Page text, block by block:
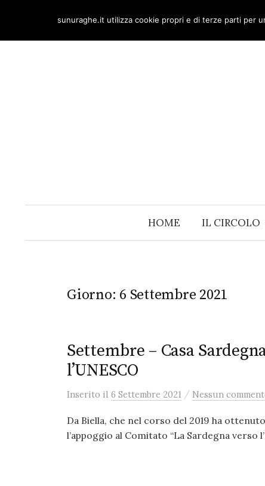
content
HOME IL CIRCOLO
Giorno: 6 Settembre 2021
Settembre – Casa
l’UNESCO
Inserito il 6 Settembre 2021 / Nessun
Da Biella, che nel corso del 2019 ha
l’appoggio al Comitato “La Sardegna verso
sunuraghe.it utilizza cookie propri e di terze parti per